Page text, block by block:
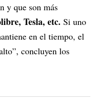
y que son más
Tesla, etc. Si uno
en el tiempo, el
concluyen los